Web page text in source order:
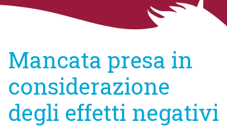
Mancata presa in
considerazione
degli effetti negativi